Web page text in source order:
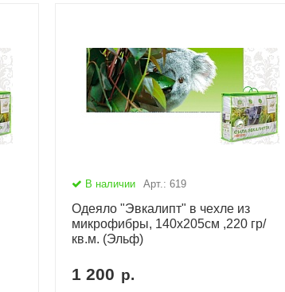
В наличии Арт.: 619
Одеяло "Эвкалипт" в чехле из
микрофибры, 140х205см ,220 гр/
кв.м. (Эльф)
1 200 р.